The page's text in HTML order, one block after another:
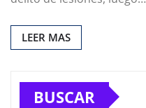
LEER MAS
BUSCAR